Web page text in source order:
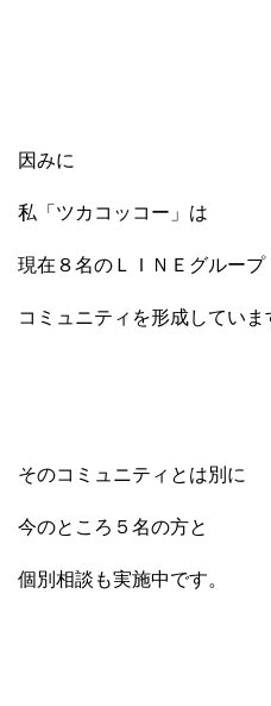
因みに
私「ツカコッコー」は
現在８名のＬＩＮＥグループ
コミュニティを形成していま
そのコミュニティとは別に
今のところ５名の方と
個別相談も実施中です。